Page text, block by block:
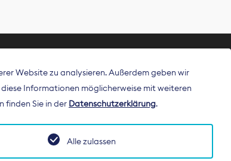
in
Website zu analysieren. Außerdem geben wir
Informationen möglicherweise mit weiteren
finden Sie in der Datenschutzerklärung.
Alle zulassen